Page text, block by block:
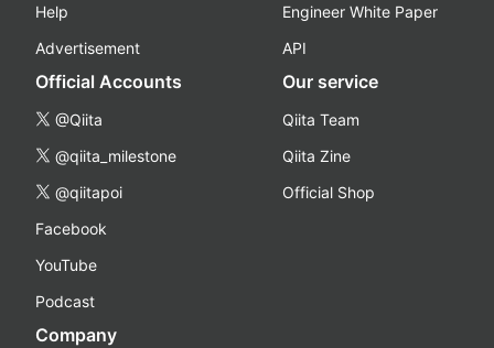
Help
Advertisement
Engineer White Paper
API
Official Accounts
@Qiita
@qiita_milestone
@qiitapoi
Facebook
YouTube
Podcast
Our service
Qiita Team
Qiita Zine
Official Shop
Company